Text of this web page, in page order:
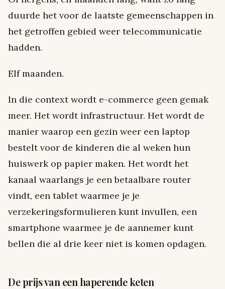
duurde het voor de laatste gemeenschappen in
het getroffen gebied weer telecommunicatie
hadden.
Elf maanden.
In die context wordt e-commerce geen gemak
meer. Het wordt infrastructuur. Het wordt de
manier waarop een gezin weer een laptop
bestelt voor de kinderen die al weken hun
huiswerk op papier maken. Het wordt het
kanaal waarlangs je een betaalbare router
vindt, een tablet waarmee je je
verzekeringsformulieren kunt invullen, een
smartphone waarmee je de aannemer kunt
bellen die al drie keer niet is komen opdagen.
De prijs van een haperende keten